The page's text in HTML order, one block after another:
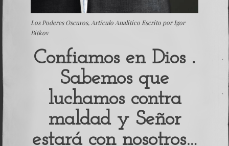
Los Poderes Oscuros, Artículo Analítico Escrito por Igor
Bitkov
Confiamos en Dios .
Sabemos que
luchamos contra
maldad y Señor
estará con nosotros…